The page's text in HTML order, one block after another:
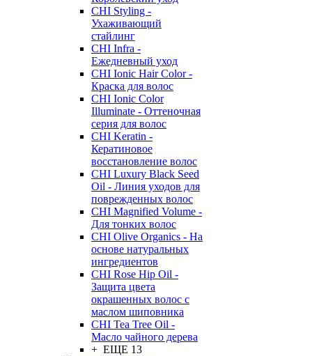
CHI Styling -
Ухаживающий
стайлинг
CHI Infra -
Ежедневный уход
CHI Ionic Hair Color -
Краска для волос
CHI Ionic Color
Illuminate - Оттеночная
серия для волос
CHI Keratin -
Кератиновое
восстановление волос
CHI Luxury Black Seed
Oil - Линия уходов для
поврежденных волос
CHI Magnified Volume -
Для тонких волос
CHI Olive Organics - На
основе натуральных
ингредиентов
CHI Rose Hip Oil -
Защита цвета
окрашенных волос с
маслом шиповника
CHI Tea Tree Oil -
Масло чайного дерева
+ ЕЩЕ 13